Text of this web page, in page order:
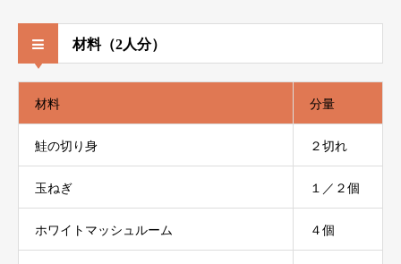
材料（2人分）
材料 分量
鮭の切り身 ２切れ
玉ねぎ １／２個
ホワイトマッシュルーム ４個